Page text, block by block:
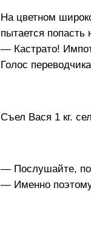
На цветном
пытается
— Кастрато!
Голос
Съел Вася 1 кг.
— Послушайте,
— Именно